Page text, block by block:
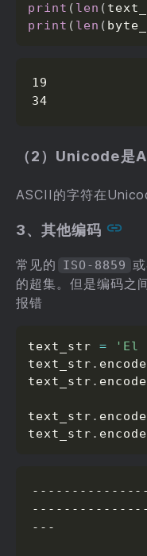
print ( len (
print ( len (
19
34
（2）Unicode是
ASCII的字符在
3、其他编码
常见的 ISO-8859
的超集。但是编码之
报错
text_str =
'El
text_str . encode
text_str . encode
text_str . encode
text_str . encode
---